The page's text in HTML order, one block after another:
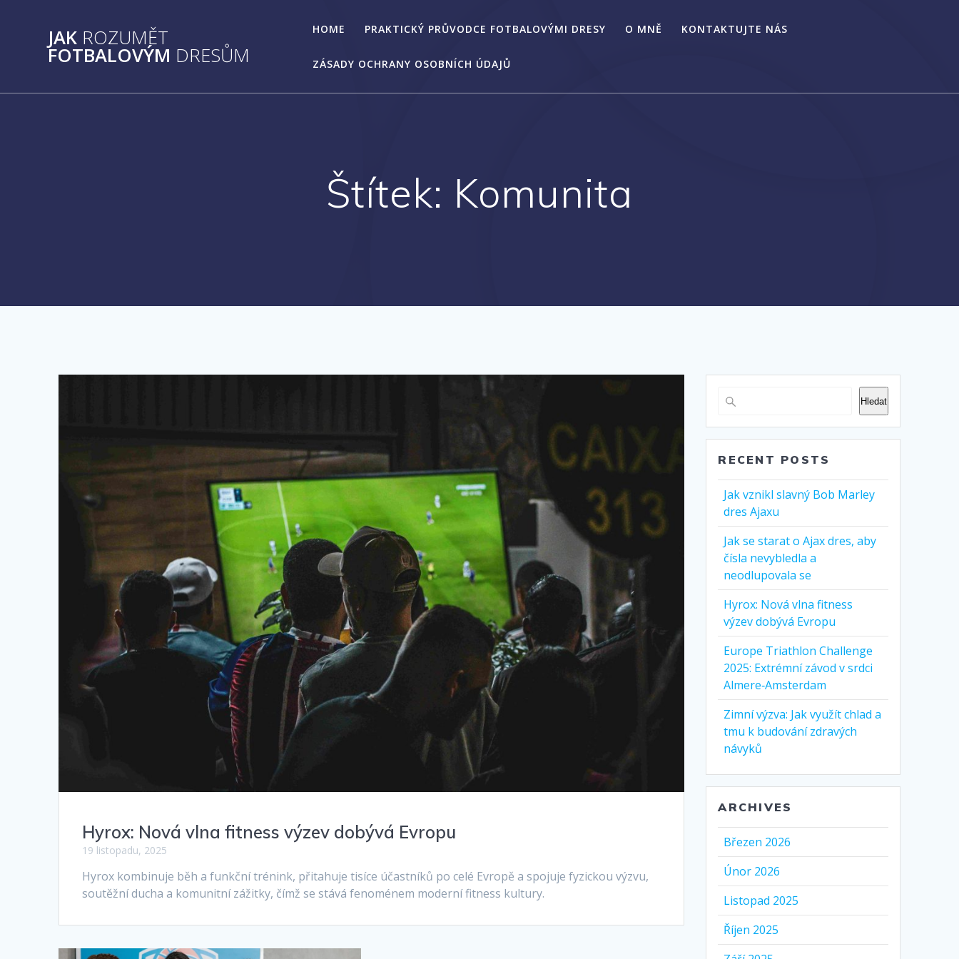
JAK ROZUMĚT
FOTBALOVÝM DRESŮM
HOME PRAKTICKÝ PRŮVODCE FOTBALOVÝMI DRESY O MNĚ KONTAKTUJTE NÁS
ZÁSADY OCHRANY OSOBNÍCH ÚDAJŮ
Štítek: Komunita
Hyrox: Nová vlna fitness výzev dobývá Evropu
19 listopadu, 2025
Hyrox kombinuje běh a funkční trénink, přitahuje tisíce účastníků po celé Evropě a spojuje fyzickou výzvu,
soutěžní ducha a komunitní zážitky, čímž se stává fenoménem moderní fitness kultury.
Hledat
RECENT POSTS
Jak vznikl slavný Bob Marley
dres Ajaxu
Jak se starat o Ajax dres, aby
čísla nevybledla a
neodlupovala se
Hyrox: Nová vlna fitness
výzev dobývá Evropu
Europe Triathlon Challenge
2025: Extrémní závod v srdci
Almere‑Amsterdam
Zimní výzva: Jak využít chlad a
tmu k budování zdravých
návyků
ARCHIVES
Březen 2026
Únor 2026
Listopad 2025
Říjen 2025